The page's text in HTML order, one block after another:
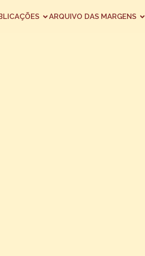
ARQUIVO DAS MARGENS